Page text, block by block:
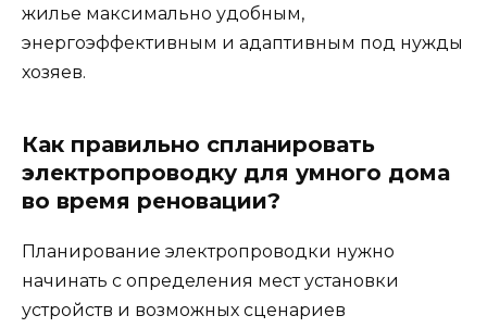
жилье максимально удобным,
энергоэффективным и адаптивным под нужды
хозяев.
Как правильно спланировать
электропроводку для умного дома
во время реновации?
Планирование электропроводки нужно
начинать с определения мест установки
устройств и возможных сценариев